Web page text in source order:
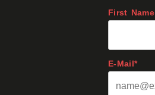
First Name
E-Mail*